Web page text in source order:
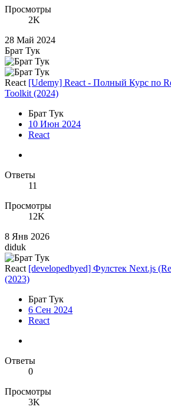
Просмотры
2K
28 Май 2024
Брат Тук
React [Udemy] React - Полный Курс по
Toolkit (2024)
Брат Тук
10 Июн 2024
React
Ответы
11
Просмотры
12K
8 Янв 2026
diduk
React [developedbyed] Фулстек Next.js
(2023)
Брат Тук
6 Сен 2024
React
Ответы
0
Просмотры
3K